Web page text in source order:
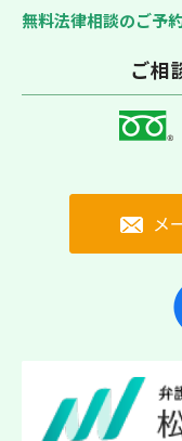
無料法律相談のご予
ご相
メ